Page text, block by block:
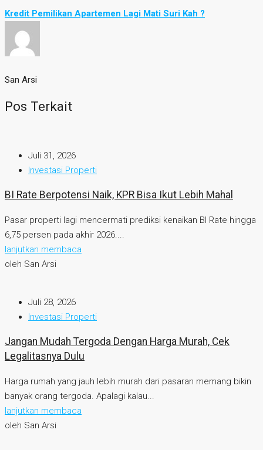
Kredit Pemilikan Apartemen Lagi Mati Suri Kah ?
San Arsi
Pos Terkait
Juli 31, 2026
Investasi Properti
BI Rate Berpotensi Naik, KPR Bisa Ikut Lebih Mahal
Pasar properti lagi mencermati prediksi kenaikan BI Rate hingga
6,75 persen pada akhir 2026....
lanjutkan membaca
oleh San Arsi
Juli 28, 2026
Investasi Properti
Jangan Mudah Tergoda Dengan Harga Murah, Cek
Legalitasnya Dulu
Harga rumah yang jauh lebih murah dari pasaran memang bikin
banyak orang tergoda. Apalagi kalau...
lanjutkan membaca
oleh San Arsi